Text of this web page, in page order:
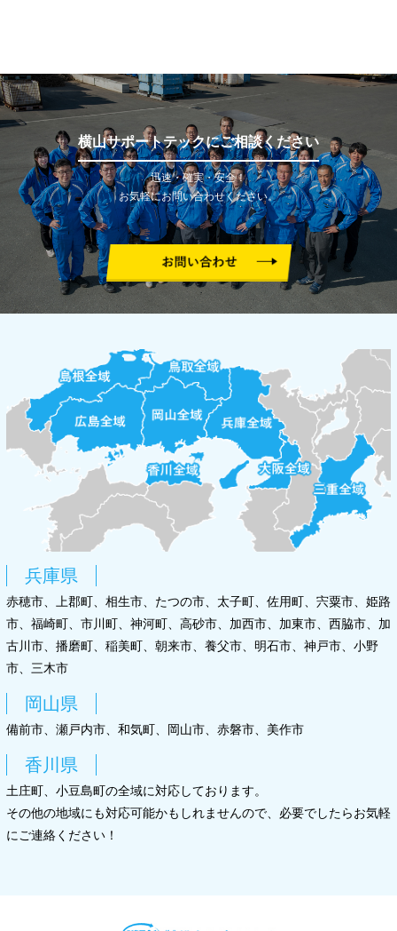
横山サポートテックにご相談ください
迅速・確実・安全！
お気軽にお問い合わせください。
兵庫県
赤穂市、上郡町、相生市、たつの市、太子町、佐用町、宍粟市、姫路
市、福崎町、市川町、神河町、高砂市、加西市、加東市、西脇市、加
古川市、播磨町、稲美町、朝来市、養父市、明石市、神戸市、小野
市、三木市
岡山県
備前市、瀬戸内市、和気町、岡山市、赤磐市、美作市
香川県
土庄町、小豆島町の全域に対応しております。
その他の地域にも対応可能かもしれませんので、必要でしたらお気軽
にご連絡ください！